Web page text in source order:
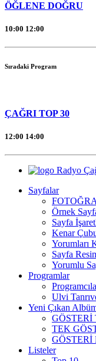
ÖĞLENE DOĞRU
10:00 12:00
Sıradaki Program
ÇAĞRI TOP 30
12:00 14:00
Radyo
Sayfalar
Örnek
Sayfa
Kenar
Yorumları
Sayfa
Yorumlu
Programlar
Ulvi
Yeni Çıkan
TEK
GÖSTERİ
Listeler